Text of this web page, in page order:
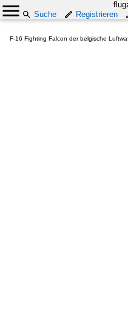
Suche
Registrieren
F-16 Fighting Falcon der belgische